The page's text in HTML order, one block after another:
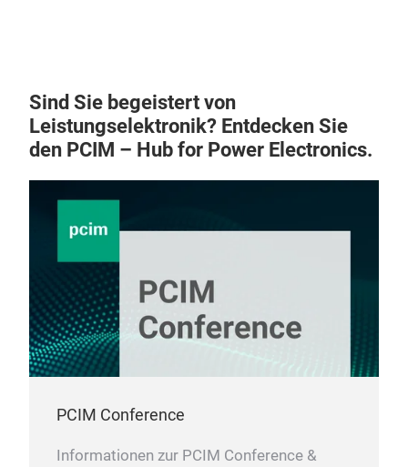
Sind Sie begeistert von
Leistungselektronik? Entdecken Sie
den PCIM – Hub for Power Electronics.
PCIM Conference
Informationen zur PCIM Conference &